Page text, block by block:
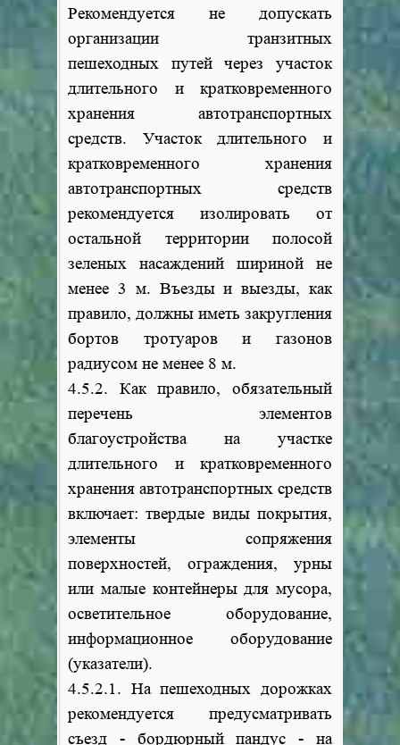
Рекомендуется не допускать
организации транзитных
пешеходных путей через участок
длительного и кратковременного
хранения автотранспортных
средств. Участок длительного и
кратковременного хранения
автотранспортных средств
рекомендуется изолировать от
остальной территории полосой
зеленых насаждений шириной не
менее 3 м. Въезды и выезды, как
правило, должны иметь закругления
бортов тротуаров и газонов
радиусом не менее 8 м.
4.5.2. Как правило, обязательный
перечень элементов
благоустройства на участке
длительного и кратковременного
хранения автотранспортных средств
включает: твердые виды покрытия,
элементы сопряжения
поверхностей, ограждения, урны
или малые контейнеры для мусора,
осветительное оборудование,
информационное оборудование
(указатели).
4.5.2.1. На пешеходных дорожках
рекомендуется предусматривать
съезд - бордюрный пандус - на